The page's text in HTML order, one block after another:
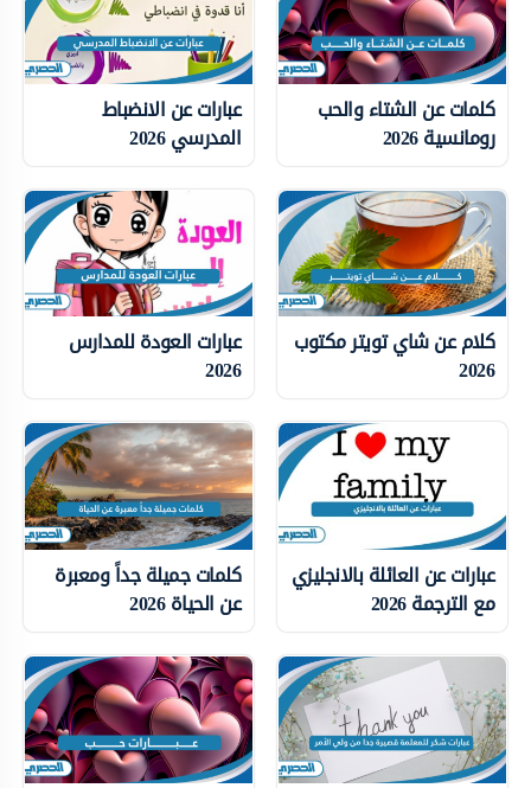
كلمات عن الشتاء والحب
رومانسية 2026
عبارات عن الانضباط
المدرسي 2026
كلام عن شاي تويتر مكتوب
2026
عبارات العودة للمدارس
2026
عبارات عن العائلة بالانجليزي
مع الترجمة 2026
كلمات جميلة جداً ومعبرة
عن الحياة 2026